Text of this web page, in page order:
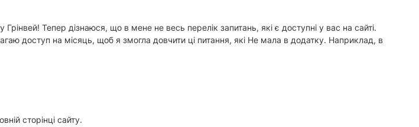
Тепер дізнаюся, що в мене не весь перелік запитань, які є доступні у вас на сайті.
доступ на місяць, щоб я змогла довчити ці питання, які Не мала в додатку. Наприклад, в
сторінці сайту.